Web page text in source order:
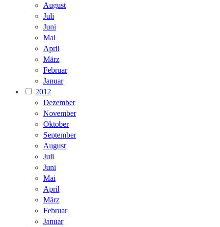
August
Juli
Juni
Mai
April
März
Februar
Januar
2012
Dezember
November
Oktober
September
August
Juli
Juni
Mai
April
März
Februar
Januar